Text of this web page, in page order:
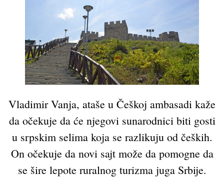
Vladimir Vanja, ataše u Češkoj ambasadi kaže
da očekuje da će njegovi sunarodnici biti gosti
u srpskim selima koja se razlikuju od čeških.
On očekuje da novi sajt može da pomogne da
se šire lepote ruralnog turizma juga Srbije.